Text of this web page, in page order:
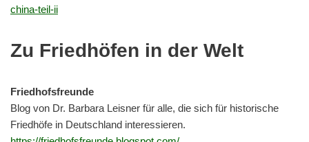
china-teil-ii
Zu Friedhöfen in der Welt
Friedhofsfreunde
Blog von Dr. Barbara Leisner für alle, die sich für historische
Friedhöfe in Deutschland interessieren.